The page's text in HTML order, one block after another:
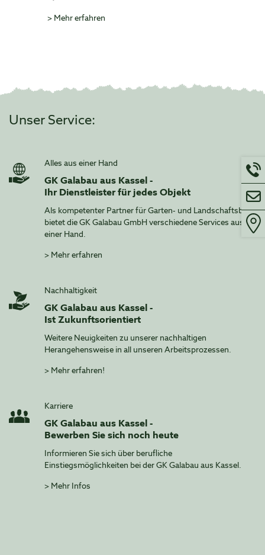
> Mehr erfahren
Unser Service:
Alles aus einer Hand
GK Galabau aus Kassel -
Ihr Dienstleister für jedes Objekt
Als kompetenter Partner für Garten- und Landschaftsbau
bietet die GK Galabau GmbH verschiedene Services aus
einer Hand.
> Mehr erfahren
Nachhaltigkeit
GK Galabau aus Kassel -
Ist Zukunftsorientiert
Weitere Neuigkeiten zu unserer nachhaltigen
Herangehensweise in all unseren Arbeitsprozessen.
> Mehr erfahren!
Karriere
GK Galabau aus Kassel -
Bewerben Sie sich noch heute
Informieren Sie sich über berufliche
Einstiegsmöglichkeiten bei der GK Galabau aus Kassel.
> Mehr Infos